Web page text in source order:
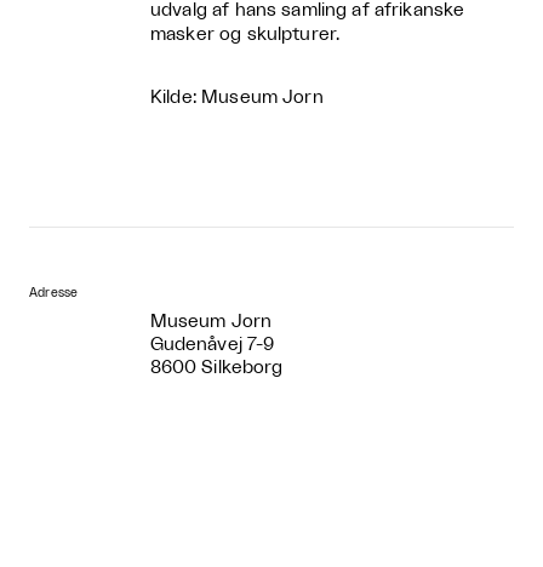
udvalg af hans samling af afrikanske
masker og skulpturer.
Kilde: Museum Jorn
Adresse
Museum Jorn
Gudenåvej 7-9
8600 Silkeborg